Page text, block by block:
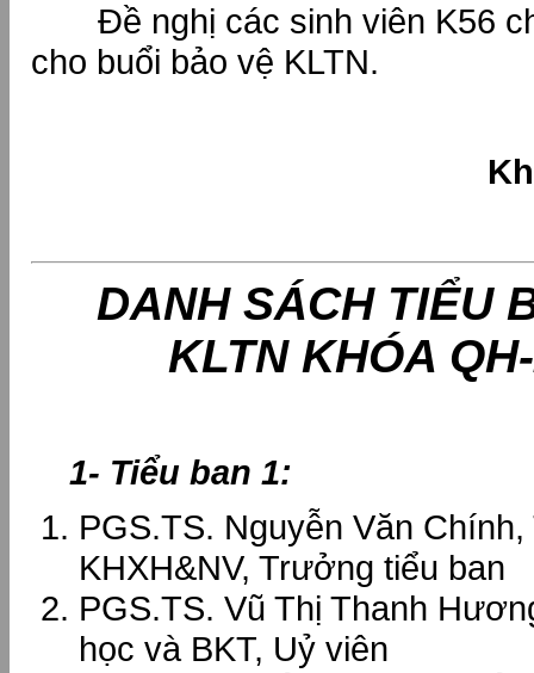
Đề nghị các sinh viên K56
cho buổi bảo vệ KLTN.
DANH SÁCH TIỂU
KLTN KHÓA
1- Tiểu ban 1:
PGS.TS. Nguyễn Văn
KHXH&NV, Trưởng tiểu ban
PGS.TS. Vũ Thị Thanh
học và BKT, Uỷ viên